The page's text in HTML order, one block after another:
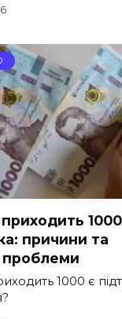
причини та
проблеми
1000 є